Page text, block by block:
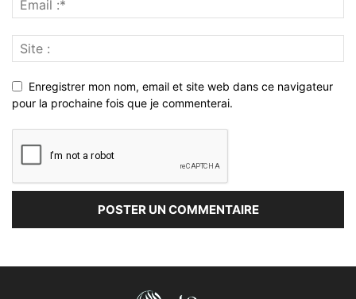
Enregistrer mon nom, email et site web dans ce navigateur
pour la prochaine fois que je commenterai.